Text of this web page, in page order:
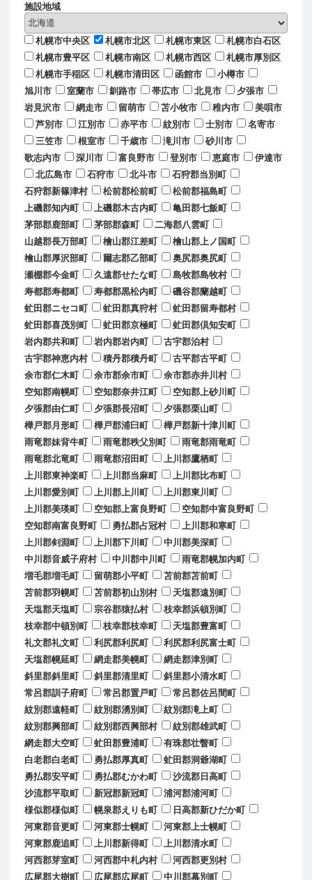
施設地域
札幌市中央区 札幌市北区 札幌市東区
札幌市白石区
札幌市豊平区
札幌市南区 札幌市西区
札幌市厚別区
札幌市手稲区
札幌市清田区 函館市
小樽市
旭川市
室蘭市 釧路市 帯広市 北見市
夕張市
岩見沢市
網走市 留萌市 苫小牧市 稚内市
美唄市
芦別市
江別市 赤平市 紋別市 士別市
名寄市
三笠市
根室市 千歳市 滝川市
砂川市
歌志内市
深川市 富良野市 登別市 恵庭市
伊達市
北広島市
石狩市 北斗市
石狩郡当別町
石狩郡新篠津村
松前郡松前町
松前郡福島町
上磯郡知内町
上磯郡木古内町
亀田郡七飯町
茅部郡鹿部町
茅部郡森町
二海郡八雲町
山越郡長万部町
檜山郡江差町
檜山郡上ノ国町
檜山郡厚沢部町
爾志郡乙部町
奥尻郡奥尻町
瀬棚郡今金町
久遠郡せたな町
島牧郡島牧村
寿都郡寿都町
寿都郡黒松内町
磯谷郡蘭越町
虻田郡ニセコ町
虻田郡真狩村
虻田郡留寿都村
虻田郡喜茂別町
虻田郡京極町
虻田郡倶知安町
岩内郡共和町
岩内郡岩内町
古宇郡泊村
古宇郡神恵内村
積丹郡積丹町
古平郡古平町
余市郡仁木町
余市郡余市町
余市郡赤井川村
空知郡南幌町
空知郡奈井江町
空知郡上砂川町
夕張郡由仁町
夕張郡長沼町
夕張郡栗山町
樺戸郡月形町
樺戸郡浦臼町
樺戸郡新十津川町
雨竜郡妹背牛町
雨竜郡秩父別町
雨竜郡雨竜町
雨竜郡北竜町
雨竜郡沼田町
上川郡鷹栖町
上川郡東神楽町
上川郡当麻町
上川郡比布町
上川郡愛別町
上川郡上川町
上川郡東川町
上川郡美瑛町
空知郡上富良野町
空知郡中富良野町
空知郡南富良野町
勇払郡占冠村
上川郡和寒町
上川郡剣淵町
上川郡下川町
中川郡美深町
中川郡音威子府村
中川郡中川町
雨竜郡幌加内町
増毛郡増毛町
留萌郡小平町
苫前郡苫前町
苫前郡羽幌町
苫前郡初山別村
天塩郡遠別町
天塩郡天塩町
宗谷郡猿払村
枝幸郡浜頓別町
枝幸郡中頓別町
枝幸郡枝幸町
天塩郡豊富町
礼文郡礼文町
利尻郡利尻町
利尻郡利尻富士町
天塩郡幌延町
網走郡美幌町
網走郡津別町
斜里郡斜里町
斜里郡清里町
斜里郡小清水町
常呂郡訓子府町
常呂郡置戸町
常呂郡佐呂間町
紋別郡遠軽町
紋別郡湧別町
紋別郡滝上町
紋別郡興部町
紋別郡西興部村
紋別郡雄武町
網走郡大空町
虻田郡豊浦町
有珠郡壮瞥町
白老郡白老町
勇払郡厚真町
虻田郡洞爺湖町
勇払郡安平町
勇払郡むかわ町
沙流郡日高町
沙流郡平取町
新冠郡新冠町
浦河郡浦河町
様似郡様似町
幌泉郡えりも町
日高郡新ひだか町
河東郡音更町
河東郡士幌町
河東郡上士幌町
河東郡鹿追町
上川郡新得町
上川郡清水町
河西郡芽室町
河西郡中札内村
河西郡更別村
広尾郡大樹町
広尾郡広尾町 中川郡幕別町